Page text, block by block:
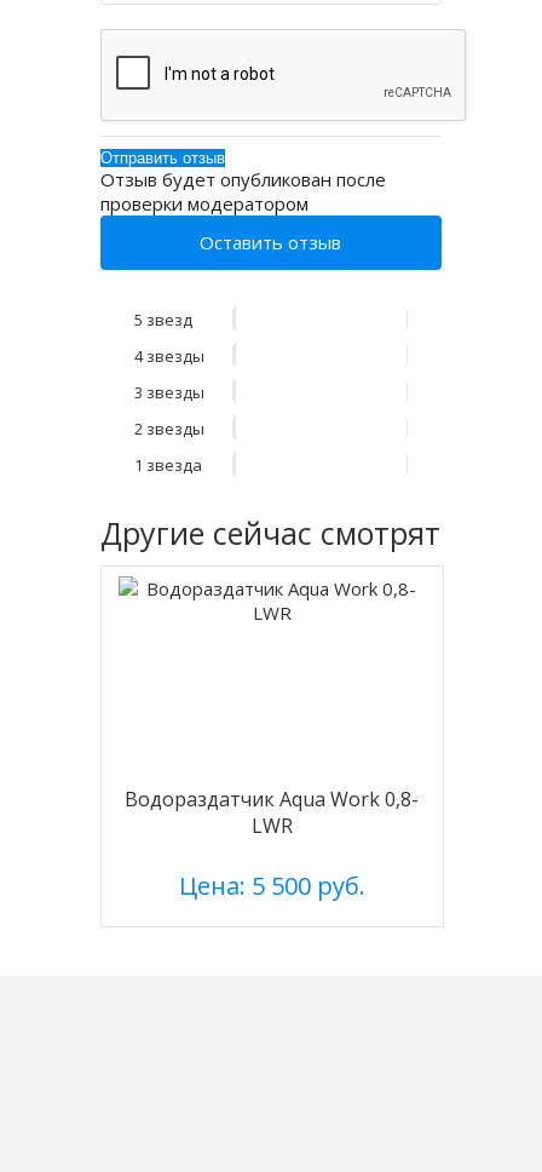
Отзыв будет опубликован после
проверки модератором
Оставить отзыв
5 звезд
4 звезды
3 звезды
2 звезды
1 звезда
Другие сейчас смотрят
Водораздатчик Aqua Work 0,8-
LWR
Цена: 5 500 руб.